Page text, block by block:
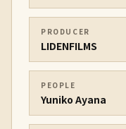
PRODUCER
LIDENFILMS
PEOPLE
Yuniko Ayana